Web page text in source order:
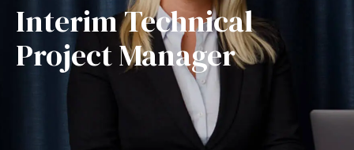
Interim Technical
Project Manager